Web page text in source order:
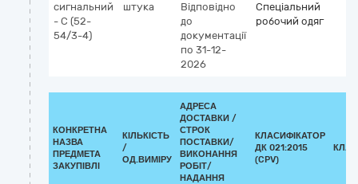
сигнальний
- С (52-
54/3-4)
штука
Відповідно
до
документації
по 31-12-
2026
Спеціальний
робочий одяг
КОНКРЕТНА
НАЗВА
ПРЕДМЕТА
ЗАКУПІВЛІ
КІЛЬКІСТЬ
/
ОД.ВИМІРУ
АДРЕСА
ДОСТАВКИ /
СТРОК
ПОСТАВКИ/
ВИКОНАННЯ
РОБІТ/
НАДАННЯ
КЛАСИФІКАТОР
ДК 021:2015
(CPV)